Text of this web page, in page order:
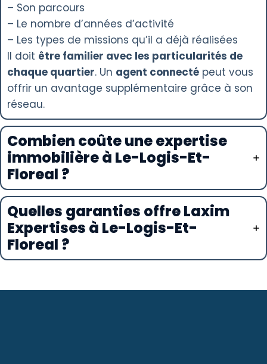
– Son parcours
– Le nombre d’années d’activité
– Les types de missions qu’il a déjà réalisées
Il doit être familier avec les particularités de
chaque quartier. Un agent connecté peut vous
offrir un avantage supplémentaire grâce à son
réseau.
Combien coûte une expertise
immobilière à Le-Logis-Et-
Floreal ?
Quelles garanties offre Laxim
Expertises à Le-Logis-Et-
Floreal ?